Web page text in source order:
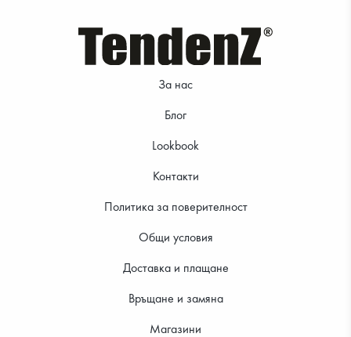
39.99 €
За нас
Блог
Lookbook
Контакти
Политика за поверителност
Общи условия
Доставка и плащане
Връщане и замяна
Магазини